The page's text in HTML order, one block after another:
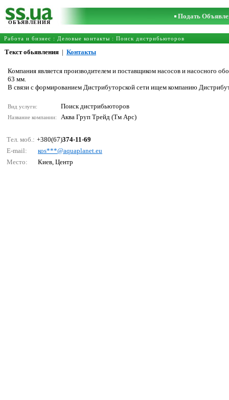
ОБЪЯВЛЕНИЯ
Подать
Работа и бизнес : Деловые контакты : Поиск дистрибьюторов
Текст обьявления | Контакты
Компания является производителем и поставщиком насосов и насосного
63 мм.
В связи с формированием Дистрибуторской сети ищем компанию
Вид услуги: Поиск дистрибьюторов
Название компании: Аква Груп Трейд (Тм Арс)
Тел. моб.: +380(67)374-11-69
E-mail:
коs***@аquарlаnеt.еu
Место:
Киев, Центр